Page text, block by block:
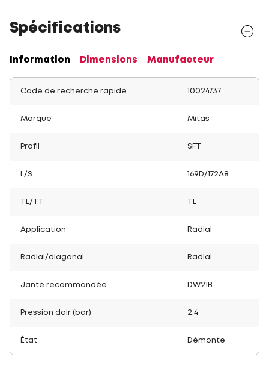
Spécifications
Information Dimensions Manufacteur
Code de recherche rapide 10024737
Marque Mitas
Profil SFT
L/S 169D/172A8
TL/TT
Application Radial
Radial/diagonal Radial
Jante recommandée DW21B
Pression dair (bar) 2.4
État Démonte